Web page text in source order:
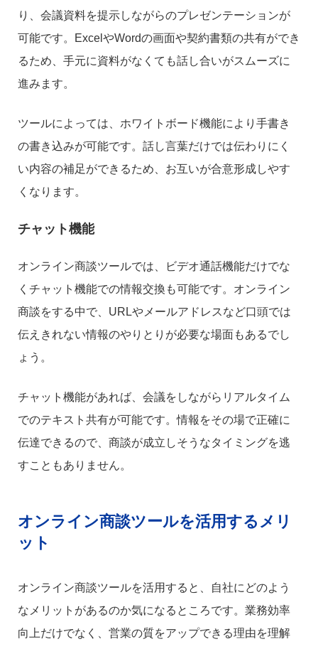
り、会議資料を提示しながらのプレゼンテーションが
可能です。ExcelやWordの画面や契約書類の共有ができ
るため、手元に資料がなくても話し合いがスムーズに
進みます。
ツールによっては、ホワイトボード機能により手書き
の書き込みが可能です。話し言葉だけでは伝わりにく
い内容の補足ができるため、お互いが合意形成しやす
くなります。
チャット機能
オンライン商談ツールでは、ビデオ通話機能だけでな
くチャット機能での情報交換も可能です。オンライン
商談をする中で、URLやメールアドレスなど口頭では
伝えきれない情報のやりとりが必要な場面もあるでし
ょう。
チャット機能があれば、会議をしながらリアルタイム
でのテキスト共有が可能です。情報をその場で正確に
伝達できるので、商談が成立しそうなタイミングを逃
すこともありません。
オンライン商談ツールを活用するメリ
ット
オンライン商談ツールを活用すると、自社にどのよう
なメリットがあるのか気になるところです。業務効率
向上だけでなく、営業の質をアップできる理由を理解